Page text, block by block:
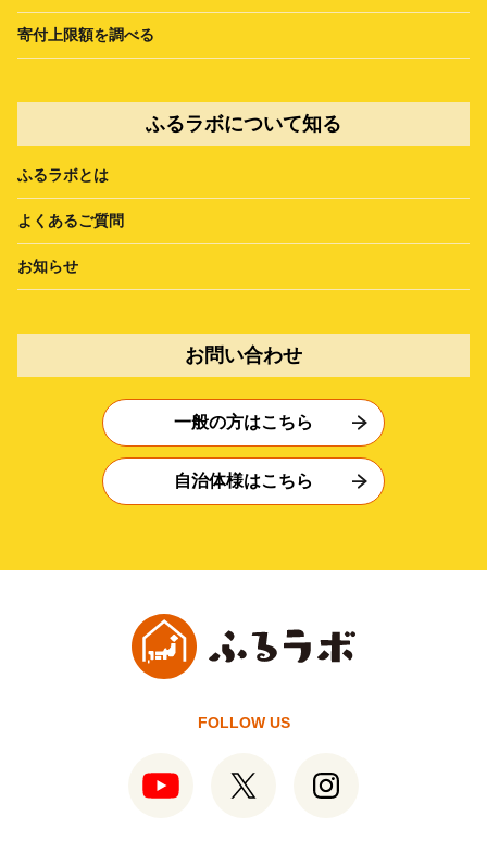
寄付上限額を調べる
ふるラボについて知る
ふるラボとは
よくあるご質問
お知らせ
お問い合わせ
一般の方はこちら
自治体様はこちら
FOLLOW US